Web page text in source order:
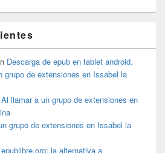
Descarga de epub en tablet android.
grupo de extensiones en Issabel la
Al llamar a un grupo de extensiones en
grupo de extensiones en Issabel la
epublibre.org: la alternativa a